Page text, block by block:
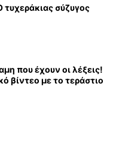
σύζυγος
που έχουν οι λέξεις!
βίντεο με το τεράστιο